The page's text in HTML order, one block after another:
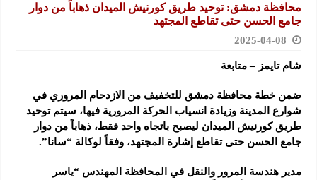
محافظة دمشق: توحيد طريق كورنيش الميدان ذهاباً من دوار
جامع الحسن ‏حتى تقاطع المجتهد
2025-04-08
شام تايمز – متابعة
ضمن خطة محافظة دمشق للتخفيف من الازدحام المروري في
شوارع ‏المدينة وزيادة انسياب الحركة المرورية فيها، سيتم توحيد
طريق كورنيش ‏الميدان ليصبح باتجاه واحد فقط، ذهاباً من دوار
جامع الحسن حتى تقاطع ‏إشارة المجتهد، وفقاً لوكالة “سانا”.
مدير هندسة المرور والنقل في المحافظة المهندس “ياسر